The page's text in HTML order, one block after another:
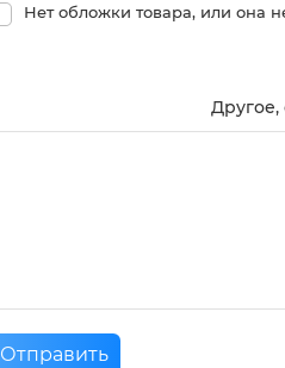
Нет обложки товара, или она
Другое,
Отправить